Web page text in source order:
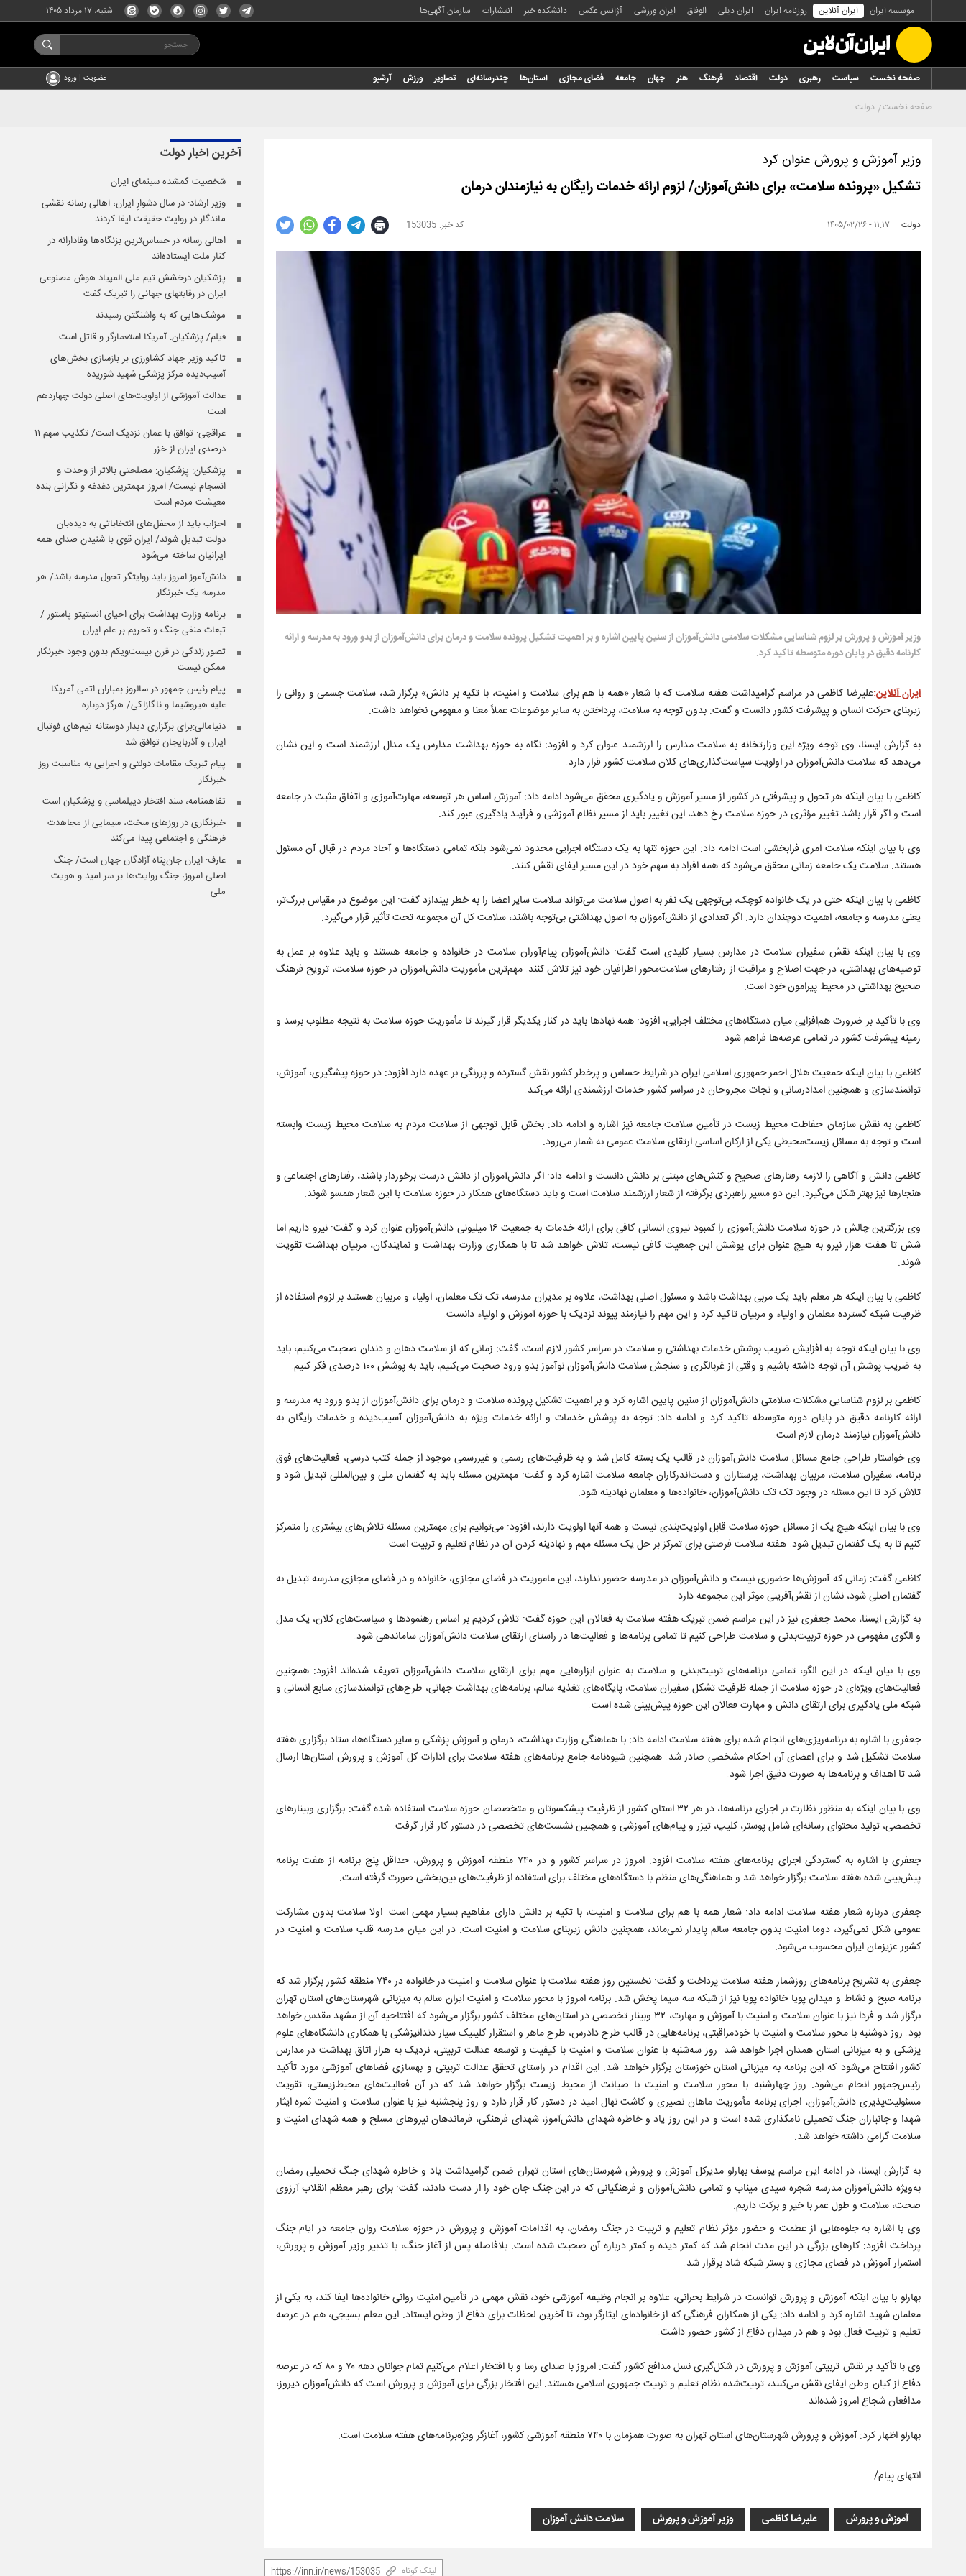
موسسه ایران ایران آنلاین روزنامه ایران ایران دیلی الوفاق ایران ورزشی آژانس عکس دانشکده خبر انتشارات سازمان آگهی‌ها شنبه، ۱۷ مرداد ۱۴۰۵
صفحه نخست سیاست رهبری دولت اقتصاد فرهنگ هنر جهان جامعه فضای مجازی استان‌ها چندرسانه‌ای تصاویر ورزش آرشیو عضویت | ورود
صفحه نخست دولت
وزیر آموزش و پرورش عنوان کرد
تشکیل «پرونده سلامت» برای دانش‌آموزان/ لزوم ارائه خدمات رایگان به نیازمندان درمان
دولت ۱۱:۱۷ - ۱۴۰۵/۰۲/۲۶ 153035
وزیر آموزش و پرورش بر لزوم شناسایی مشکلات سلامتی دانش‌آموزان از سنین پایین اشاره و بر اهمیت تشکیل پرونده سلامت و درمان برای دانش‌آموزان از بدو ورود به مدرسه و ارائه
کارنامه دقیق در پایان دوره متوسطه تاکید کرد.
ایران آنلاین:علیرضا کاظمی در مراسم گرامیداشت هفته سلامت که با شعار «همه با هم برای سلامت و امنیت، با تکیه بر دانش» برگزار شد، سلامت جسمی و روانی را
زیربنای حرکت انسان و پیشرفت کشور دانست و گفت: بدون توجه به سلامت، پرداختن به سایر موضوعات عملاً معنا و مفهومی نخواهد داشت.
به گزارش ایسنا، وی توجه ویژه این وزارتخانه به سلامت مدارس را ارزشمند عنوان کرد و افزود: نگاه به حوزه بهداشت مدارس یک مدال ارزشمند است و این نشان
می‌دهد که سلامت دانش‌آموزان در اولویت سیاست‌گذاری‌های کلان سلامت کشور قرار دارد.
کاظمی با بیان اینکه هر تحول و پیشرفتی در کشور از مسیر آموزش و یادگیری محقق می‌شود ادامه داد: آموزش اساس هر توسعه، مهارت‌آموزی و اتفاق مثبت در جامعه
است و اگر قرار باشد تغییر مؤثری در حوزه سلامت رخ دهد، این تغییر باید از مسیر نظام آموزشی و فرآیند یادگیری عبور کند.
وی با بیان اینکه سلامت امری فرابخشی است ادامه داد: این حوزه تنها به یک دستگاه اجرایی محدود نمی‌شود بلکه تمامی دستگاه‌ها و آحاد مردم در قبال آن مسئول
هستند. سلامت یک جامعه زمانی محقق می‌شود که همه افراد به سهم خود در این مسیر ایفای نقش کنند.
کاظمی با بیان اینکه حتی در یک خانواده کوچک، بی‌توجهی یک نفر به اصول سلامت می‌تواند سلامت سایر اعضا را به خطر بیندازد گفت: این موضوع در مقیاس بزرگ‌تر،
یعنی مدرسه و جامعه، اهمیت دوچندان دارد. اگر تعدادی از دانش‌آموزان به اصول بهداشتی بی‌توجه باشند، سلامت کل آن مجموعه تحت تأثیر قرار می‌گیرد.
وی با بیان اینکه نقش سفیران سلامت در مدارس بسیار کلیدی است گفت: دانش‌آموزان پیام‌آوران سلامت در خانواده و جامعه هستند و باید علاوه بر عمل به
توصیه‌های بهداشتی، در جهت اصلاح و مراقبت از رفتارهای سلامت‌محور اطرافیان خود نیز تلاش کنند. مهم‌ترین مأموریت دانش‌آموزان در حوزه سلامت، ترویج فرهنگ
صحیح بهداشتی در محیط پیرامون خود است.
وی با تأکید بر ضرورت هم‌افزایی میان دستگاه‌های مختلف اجرایی، افزود: همه نهادها باید در کنار یکدیگر قرار گیرند تا مأموریت حوزه سلامت به نتیجه مطلوب برسد و
زمینه پیشرفت کشور در تمامی عرصه‌ها فراهم شود.
کاظمی با بیان اینکه جمعیت هلال احمر جمهوری اسلامی ایران در شرایط حساس و پرخطر کشور نقش گسترده و پررنگی بر عهده دارد افزود: در حوزه پیشگیری، آموزش،
توانمندسازی و همچنین امدادرسانی و نجات مجروحان در سراسر کشور خدمات ارزشمندی ارائه می‌کند.
کاظمی به نقش سازمان حفاظت محیط زیست در تأمین سلامت جامعه نیز اشاره و ادامه داد: بخش قابل توجهی از سلامت مردم به سلامت محیط زیست وابسته
است و توجه به مسائل زیست‌محیطی یکی از ارکان اساسی ارتقای سلامت عمومی به شمار می‌رود.
کاظمی دانش و آگاهی را لازمه رفتارهای صحیح و کنش‌های مبتنی بر دانش دانست و ادامه داد: اگر دانش‌آموزان از دانش درست برخوردار باشند، رفتارهای اجتماعی و
هنجارها نیز بهتر شکل می‌گیرد. این دو مسیر راهبردی برگرفته از شعار ارزشمند سلامت است و باید دستگاه‌های همکار در حوزه سلامت با این شعار همسو شوند.
وی بزرگترین چالش در حوزه سلامت دانش‌آموزی را کمبود نیروی انسانی کافی برای ارائه خدمات به جمعیت ۱۶ میلیونی دانش‌آموزان عنوان کرد و گفت: نیرو داریم اما
شش تا هفت هزار نیرو به هیچ عنوان برای پوشش این جمعیت کافی نیست، تلاش خواهد شد تا با همکاری وزارت بهداشت و نمایندگان، مربیان بهداشت تقویت
شوند.
کاظمی با بیان اینکه هر معلم باید یک مربی بهداشت باشد و مسئول اصلی بهداشت، علاوه بر مدیران مدرسه، تک تک معلمان، اولیاء و مربیان هستند بر لزوم استفاده از
ظرفیت شبکه گسترده معلمان و اولیاء و مربیان تاکید کرد و این مهم را نیازمند پیوند نزدیک با حوزه آموزش و اولیاء دانست.
وی با بیان اینکه توجه به افزایش ضریب پوشش خدمات بهداشتی و سلامت در سراسر کشور لازم است، گفت: زمانی که از سلامت دهان و دندان صحبت می‌کنیم، باید
به ضریب پوشش آن توجه داشته باشیم و وقتی از غربالگری و سنجش سلامت دانش‌آموزان نوآموز بدو ورود صحبت می‌کنیم، باید به پوشش ۱۰۰ درصدی فکر کنیم.
کاظمی بر لزوم شناسایی مشکلات سلامتی دانش‌آموزان از سنین پایین اشاره کرد و بر اهمیت تشکیل پرونده سلامت و درمان برای دانش‌آموزان از بدو ورود به مدرسه و
ارائه کارنامه دقیق در پایان دوره متوسطه تاکید کرد و ادامه داد: توجه به پوشش خدمات و ارائه خدمات ویژه به دانش‌آموزان آسیب‌دیده و خدمات رایگان به
دانش‌آموزان نیازمند درمان لازم است.
وی خواستار طراحی جامع مسائل سلامت دانش‌آموزان در قالب یک بسته کامل شد و به ظرفیت‌های رسمی و غیررسمی موجود از جمله کتب درسی، فعالیت‌های فوق
برنامه، سفیران سلامت، مربیان بهداشت، پرستاران و دست‌اندرکاران جامعه سلامت اشاره کرد و گفت: مهمترین مسئله باید به گفتمان ملی و بین‌المللی تبدیل شود و
تلاش کرد تا این مسئله در وجود تک تک دانش‌آموزان، خانواده‌ها و معلمان نهادینه شود.
وی با بیان اینکه هیچ یک از مسائل حوزه سلامت قابل اولویت‌بندی نیست و همه آنها اولویت دارند، افزود: می‌توانیم برای مهمترین مسئله تلاش‌های بیشتری را متمرکز
کنیم تا به یک گفتمان تبدیل شود. هفته سلامت فرصتی برای تمرکز بر حل یک مسئله مهم و نهادینه کردن آن در نظام تعلیم و تربیت است.
کاظمی گفت: زمانی که آموزش‌ها حضوری نیست و دانش‌آموزان در مدرسه حضور ندارند، این ماموریت در فضای مجازی، خانواده و در فضای مجازی مدرسه تبدیل به
گفتمان اصلی شود، نشان از نقش‌آفرینی موثر این مجموعه دارد.
به گزارش ایسنا، محمد جعفری نیز در این مراسم ضمن تبریک هفته سلامت به فعالان این حوزه گفت: تلاش کردیم بر اساس رهنمودها و سیاست‌های کلان، یک مدل
و الگوی مفهومی در حوزه تربیت‌بدنی و سلامت طراحی کنیم تا تمامی برنامه‌ها و فعالیت‌ها در راستای ارتقای سلامت دانش‌آموزان ساماندهی شود.
وی با بیان اینکه در این الگو، تمامی برنامه‌های تربیت‌بدنی و سلامت به عنوان ابزارهایی مهم برای ارتقای سلامت دانش‌آموزان تعریف شده‌اند افزود: همچنین
فعالیت‌های ویژه‌ای در حوزه سلامت از جمله ظرفیت تشکل سفیران سلامت، پایگاه‌های تغذیه سالم، برنامه‌های بهداشت جهانی، طرح‌های توانمندسازی منابع انسانی و
شبکه ملی یادگیری برای ارتقای دانش و مهارت فعالان این حوزه پیش‌بینی شده است.
جعفری با اشاره به برنامه‌ریزی‌های انجام شده برای هفته سلامت ادامه داد: با هماهنگی وزارت بهداشت، درمان و آموزش پزشکی و سایر دستگاه‌ها، ستاد برگزاری هفته
سلامت تشکیل شد و برای اعضای آن احکام مشخصی صادر شد. همچنین شیوه‌نامه جامع برنامه‌های هفته سلامت برای ادارات کل آموزش و پرورش استان‌ها ارسال
شد تا اهداف و برنامه‌ها به صورت دقیق اجرا شود.
وی با بیان اینکه به منظور نظارت بر اجرای برنامه‌ها، در هر ۳۲ استان کشور از ظرفیت پیشکسوتان و متخصصان حوزه سلامت استفاده شده گفت: برگزاری وبینارهای
تخصصی، تولید محتوای رسانه‌ای شامل پوستر، کلیپ، تیزر و پیام‌های آموزشی و همچنین نشست‌های تخصصی در دستور کار قرار گرفت.
جعفری با اشاره به گستردگی اجرای برنامه‌های هفته سلامت افزود: امروز در سراسر کشور و در ۷۴۰ منطقه آموزش و پرورش، حداقل پنج برنامه از هفت برنامه
پیش‌بینی شده هفته سلامت برگزار خواهد شد و هماهنگی‌های منظم با دستگاه‌های مختلف برای استفاده از ظرفیت‌های بین‌بخشی صورت گرفته است.
جعفری درباره شعار هفته سلامت ادامه داد: شعار همه با هم برای سلامت و امنیت، با تکیه بر دانش دارای مفاهیم بسیار مهمی است. اولا سلامت بدون مشارکت
عمومی شکل نمی‌گیرد، دوما امنیت بدون جامعه سالم پایدار نمی‌ماند، همچنین دانش زیربنای سلامت و امنیت است. در این میان مدرسه قلب سلامت و امنیت در
کشور عزیزمان ایران محسوب می‌شود.
جعفری به تشریح برنامه‌های روزشمار هفته سلامت پرداخت و گفت: نخستین روز هفته سلامت با عنوان سلامت و امنیت در خانواده در ۷۴۰ منطقه کشور برگزار شد که
برنامه صبح و نشاط و میدان پویا خانواده پویا نیز از شبکه سه سیما پخش شد. برنامه امروز با محور سلامت و امنیت ایران سالم به میزبانی شهرستان‌های استان تهران
برگزار شد و فردا نیز با عنوان سلامت و امنیت با آموزش و مهارت، ۳۲ وبینار تخصصی در استان‌های مختلف کشور برگزار می‌شود که افتتاحیه آن از مشهد مقدس خواهد
بود. روز دوشنبه با محور سلامت و امنیت با خودمراقبتی، برنامه‌هایی در قالب طرح دادرس، طرح ماهر و استقرار کلینیک سیار دندانپزشکی با همکاری دانشگاه‌های علوم
پزشکی و به میزبانی استان همدان اجرا خواهد شد. روز سه‌شنبه با عنوان سلامت و امنیت با کیفیت و توسعه عدالت تربیتی، نزدیک به هزار اتاق بهداشت در مدارس
کشور افتتاح می‌شود که این برنامه به میزبانی استان خوزستان برگزار خواهد شد. این اقدام در راستای تحقق عدالت تربیتی و بهسازی فضاهای آموزشی مورد تأکید
رئیس‌جمهور انجام می‌شود. روز چهارشنبه با محور سلامت و امنیت با صیانت از محیط زیست برگزار خواهد شد که در آن فعالیت‌های محیط‌زیستی، تقویت
مسئولیت‌پذیری دانش‌آموزان، اجرای برنامه مأموریت ماهان نصیری و کاشت نهال امید در دستور کار قرار دارد و روز پنجشنبه نیز با عنوان سلامت و امنیت ثمره ایثار
شهدا و جانبازان جنگ تحمیلی نامگذاری شده است و در این روز یاد و خاطره شهدای دانش‌آموز، شهدای فرهنگی، فرماندهان نیروهای مسلح و همه شهدای امنیت و
سلامت گرامی داشته خواهد شد.
به گزارش ایسنا، در ادامه این مراسم یوسف بهارلو مدیرکل آموزش و پرورش شهرستان‌های استان تهران ضمن گرامیداشت یاد و خاطره شهدای جنگ تحمیلی رمضان
به‌ویژه دانش‌آموزان مدرسه شجره سیدی میناب و تمامی دانش‌آموزان و فرهنگیانی که در این جنگ جان خود را از دست دادند، گفت: برای رهبر معظم انقلاب آرزوی
صحت، سلامت و طول عمر با خیر و برکت داریم.
وی با اشاره به جلوه‌هایی از عظمت و حضور مؤثر نظام تعلیم و تربیت در جنگ رمضان، به اقدامات آموزش و پرورش در حوزه سلامت روان جامعه در ایام جنگ
پرداخت افزود: کارهای بزرگی در این مدت انجام شد که کمتر دیده و کمتر درباره آن صحبت شده است. بلافاصله پس از آغاز جنگ، با تدبیر وزیر آموزش و پرورش،
استمرار آموزش در فضای مجازی و بستر شبکه شاد برقرار شد.
بهارلو با بیان اینکه آموزش و پرورش توانست در شرایط بحرانی، علاوه بر انجام وظیفه آموزشی خود، نقش مهمی در تأمین امنیت روانی خانواده‌ها ایفا کند، به یکی از
معلمان شهید اشاره کرد و ادامه داد: یکی از همکاران فرهنگی که از خانواده‌ای ایثارگر بود، تا آخرین لحظات برای دفاع از وطن ایستاد. این معلم بسیجی، هم در عرصه
تعلیم و تربیت فعال بود و هم در میدان دفاع از کشور حضور داشت.
وی با تأکید بر نقش تربیتی آموزش و پرورش در شکل‌گیری نسل مدافع کشور گفت: امروز با صدای رسا و با افتخار اعلام می‌کنیم تمام جوانان دهه ۷۰ و ۸۰ که در عرصه
دفاع از کیان وطن ایفای نقش می‌کنند، تربیت‌شده نظام تعلیم و تربیت جمهوری اسلامی هستند. این افتخار بزرگی برای آموزش و پرورش است که دانش‌آموزان دیروز،
مدافعان شجاع امروز شده‌اند.
بهارلو اظهار کرد: آموزش و پرورش شهرستان‌های استان تهران به صورت همزمان با ۷۴۰ منطقه آموزشی کشور، آغازگر ویژه‌برنامه‌های هفته سلامت است.
انتهای پیام/
آموزش و پرورش علیرضا کاظمی وزیر آموزش و پرورش سلامت دانش آموزان
لینک کوتاه
آخرین اخباردولت
شخصیت گمشده سینمای ایران
وزیر ارشاد: در سال دشوارِ ایران، اهالی رسانه نقشی
ماندگار در روایت حقیقت ایفا کردند
اهالی رسانه در حساس‌ترین بزنگاه‌ها وفادارانه در
کنار ملت ایستاده‌اند
پزشکیان درخشش تیم ملی المپیاد هوش مصنوعی
ایران در رقابتهای جهانی را تبریک گفت
موشک‌هایی که به واشنگتن رسیدند
فیلم/ پزشکیان: آمریکا استعمارگر و قاتل است
تاکید وزیر جهاد کشاورزی بر بازسازی بخش‌های
آسیب‌دیده مرکز پزشکی شهید شوریده
عدالت آموزشی از اولویت‌های اصلی دولت چهاردهم
است
عراقچی: توافق با عمان نزدیک است/ تکذیب سهم ۱۱
درصدی ایران از خزر
پزشکیان: پزشکیان: مصلحتی بالاتر از وحدت و
انسجام نیست/ امروز مهمترین دغدغه و نگرانی بنده
معیشت مردم است
احزاب باید از محفل‌های انتخاباتی به دیده‌بان
دولت تبدیل شوند/ ایران قوی با شنیدن صدای همه
ایرانیان ساخته می‌شود
دانش‌آموز امروز باید روایتگر تحول مدرسه باشد/ هر
مدرسه یک خبرنگار
برنامه وزارت بهداشت برای احیای انستیتو پاستور /
تبعات منفی جنگ و تحریم بر علم ایران
تصور زندگی در قرن بیست‌ویکم بدون وجود خبرنگار
ممکن نیست
پیام رئیس جمهور در سالروز بمباران اتمی آمریکا
علیه هیروشیما و ناگازاکی/ هرگز دوباره
دنیامالی:برای برگزاری دیدار دوستانه تیم‌های فوتبال
ایران و آذربایجان توافق شد
پیام تبریک مقامات دولتی و اجرایی به مناسبت روز
خبرنگار
تفاهمنامه، سند افتخار دیپلماسی و پزشکیان است
خبرنگاری در روزهای سخت، سیمایی از مجاهدت
فرهنگی و اجتماعی پیدا می‌کند
عارف: ایران جان‌پناه آزادگان جهان است/ جنگ
اصلی امروز، جنگ روایت‌ها بر سر امید و هویت
ملی